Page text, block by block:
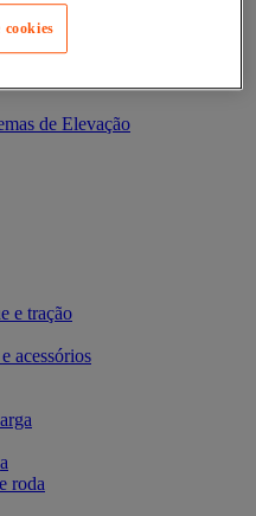
de Elevação
e tração
acessórios
roda
cookies